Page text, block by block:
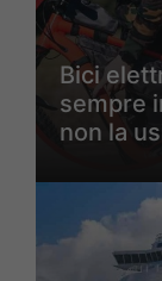
Bici
sempre
non la